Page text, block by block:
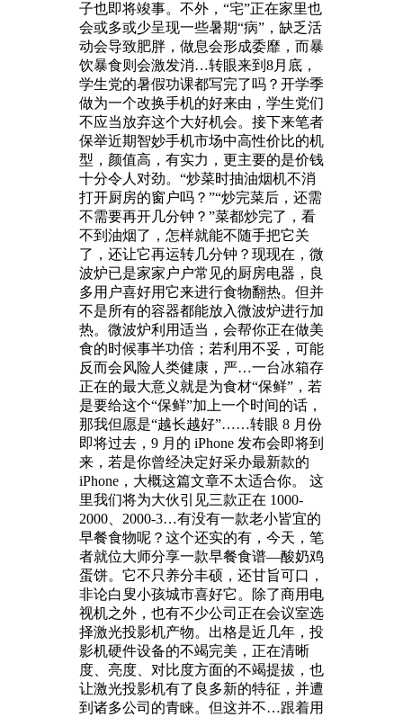
子也即将竣事。不外，“宅”正在家里也
会或多或少呈现一些暑期“病”，缺乏活
动会导致肥胖，做息会形成委靡，而暴
饮暴食则会激发消…转眼来到8月底，
学生党的暑假功课都写完了吗？开学季
做为一个改换手机的好来由，学生党们
不应当放弃这个大好机会。接下来笔者
保举近期智妙手机市场中高性价比的机
型，颜值高，有实力，更主要的是价钱
十分令人对劲。“炒菜时抽油烟机不消
打开厨房的窗户吗？”“炒完菜后，还需
不需要再开几分钟？”菜都炒完了，看
不到油烟了，怎样就能不随手把它关
了，还让它再运转几分钟？现现在，微
波炉已是家家户户常见的厨房电器，良
多用户喜好用它来进行食物翻热。但并
不是所有的容器都能放入微波炉进行加
热。微波炉利用适当，会帮你正在做美
食的时候事半功倍；若利用不妥，可能
反而会风险人类健康，严…一台冰箱存
正在的最大意义就是为食材“保鲜”，若
是要给这个“保鲜”加上一个时间的话，
那我但愿是“越长越好”……转眼 8 月份
即将过去，9 月的 iPhone 发布会即将到
来，若是你曾经决定好采办最新款的
iPhone，大概这篇文章不太适合你。 这
里我们将为大伙引见三款正在 1000-
2000、2000-3…有没有一款老小皆宜的
早餐食物呢？这个还实的有，今天，笔
者就位大师分享一款早餐食谱—酸奶鸡
蛋饼。它不只养分丰硕，还甘旨可口，
非论白叟小孩城市喜好它。除了商用电
视机之外，也有不少公司正在会议室选
择激光投影机产物。出格是近几年，投
影机硬件设备的不竭完美，正在清晰
度、亮度、对比度方面的不竭提拔，也
让激光投影机有了良多新的特征，并遭
到诸多公司的青睐。但这并不…跟着用